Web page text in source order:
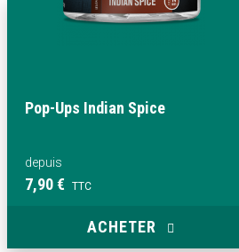
Pop-Ups Indian Spice
depuis
7,90 € TTC
ACHETER